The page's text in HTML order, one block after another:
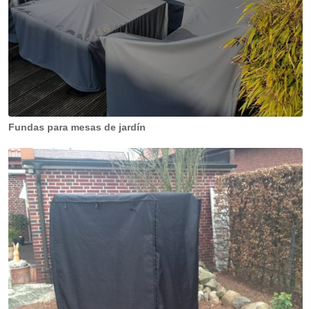
Fundas para mesas de jardín